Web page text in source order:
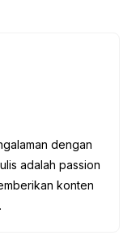
dengan
adalah passion
konten